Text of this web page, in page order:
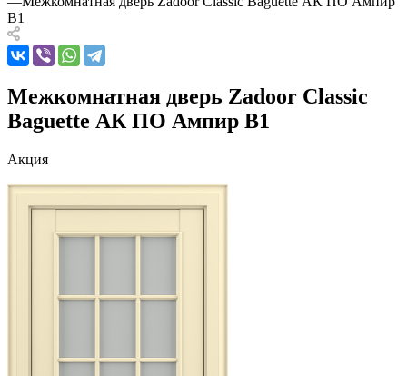
В1
Межкомнатная дверь Zadoor Classic
Baguette АК ПО Ампир В1
Акция